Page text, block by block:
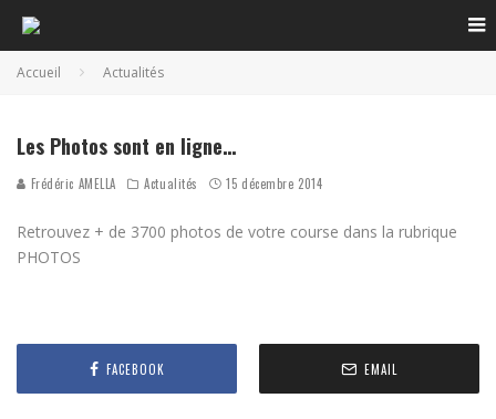
Accueil Actualités
Les Photos sont en ligne…
Frédéric AMELLA Actualités 15 décembre 2014
Retrouvez + de 3700 photos de votre course dans la rubrique
PHOTOS
FACEBOOK EMAIL